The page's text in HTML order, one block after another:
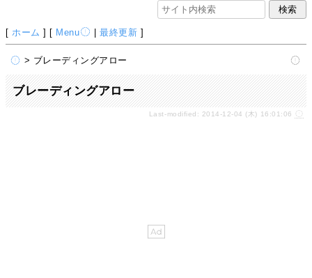
[ ホーム ] [ Menu |最終更新 ]
> ブレーディングアロー
ブレーディングアロー
Last-modified: 2014-12-04 (木) 16:01:06